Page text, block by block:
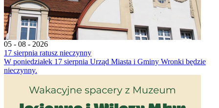
05 - 08 - 2026
17 sierpnia ratusz nieczynny
W poniedziałek 17 sierpnia Urząd Miasta i Gminy Wronki będzie
nieczynny.